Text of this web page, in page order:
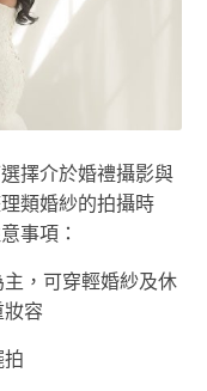
擇介於婚禮攝影與
類婚紗的拍攝時
事項：
，可穿輕婚紗及休
妝容
拍